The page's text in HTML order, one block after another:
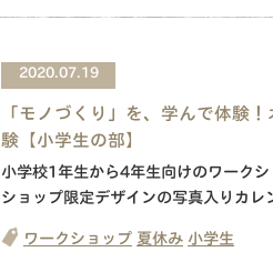
2020.07.19
「モノづくり」を、学んで体験
験【小学生の部】
小学校1年生から4年生向けのワーク
ショップ限定デザインの写真入りカ
ワークショップ 夏休み 小学生